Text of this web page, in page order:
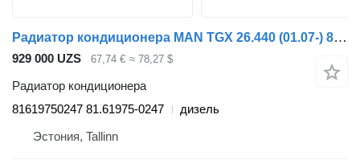
Радиатор кондиционера MAN TGX 26.440 (01.07-) 81619750247 для тягача MAN TGL, TGM, TGS, TGX (2005-2021)
929 000 UZS 67,74 € ≈ 78,27 $
Радиатор кондиционера
81619750247 81.61975-0247
дизель
Эстония, Tallinn